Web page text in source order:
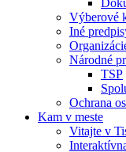
Výberové
Iné
Národné
TSP
Ochrana
Kam v meste
Vitajte v